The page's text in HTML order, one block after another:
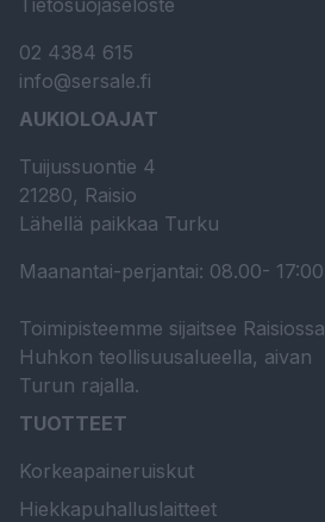
Tietosuojaseloste
02 4384 615
info@sersale.fi
AUKIOLOAJAT
Tuijussuontie 4
21280, Raisio
Lähellä paikkaa Turku
Maanantai-perjantai: 08.00- 17:00
Toimipisteemme sijaitsee Raisiossa
Huhkon teollisuusalueella, aivan
Turun rajalla.
TUOTTEET
Korkeapaineruiskut
Hiekkapuhalluslaitteet